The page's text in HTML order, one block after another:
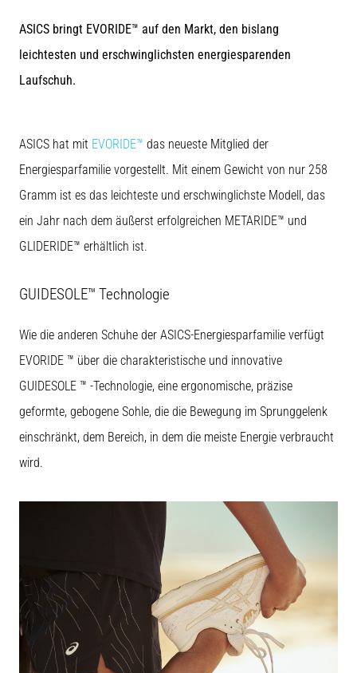
nach
Laufen
Knieschmerzen
Läufer
einmal
im
egal
oder
Was
die…
5. 8. 2026
•
Leidest
beim
oder
nach
dem
ASICS bringt EVORIDE™ auf den Markt, den bislang
leichtesten und erschwinglichsten energiesparenden
Laufschuh.
ASICS hat mit EVORIDE™ das neueste Mitglied der
Energiesparfamilie vorgestellt. Mit einem Gewicht von nur 258
Gramm ist es das leichteste und erschwinglichste Modell, das
ein Jahr nach dem äußerst erfolgreichen METARIDE™ und
GLIDERIDE™ erhältlich ist.
GUIDESOLE™ Technologie
Wie die anderen Schuhe der ASICS-Energiesparfamilie verfügt
EVORIDE ™ über die charakteristische und innovative
GUIDESOLE ™ -Technologie, eine ergonomische, präzise
geformte, gebogene Sohle, die die Bewegung im Sprunggelenk
einschränkt, dem Bereich, in dem die meiste Energie verbraucht
wird.